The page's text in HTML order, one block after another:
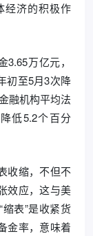
经济的积极作
万亿元，
初至5月3次降
融机构平均法
低5.2个百分
收缩，不但不
效应，这与美
表”是收紧货
金率，意味着